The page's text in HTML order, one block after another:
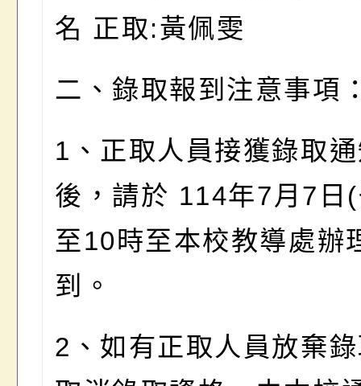
名 正取:黃佩雯
二、錄取報到注意事項
1、正取人員接獲錄取
後，請於 114年7月7日
至10時至本校教導處辦
到。
2、如有正取人員放棄